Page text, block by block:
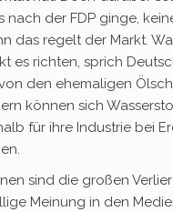
nach der FDP ginge,
das regelt der Markt.
es richten, sprich
den ehemaligen
können sich
für ihre Industrie bei
sind die großen
Meinung in den